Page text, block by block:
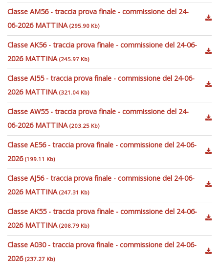
Classe AM56 - traccia prova finale - commissione del 24-
06-2026 MATTINA (295.90 Kb)
Classe AK56 - traccia prova finale - commissione del 24-06-
2026 MATTINA (245.97 Kb)
Classe AI55 - traccia prova finale - commissione del 24-06-
2026 MATTINA (321.04 Kb)
Classe AW55 - traccia prova finale - commissione del 24-
06-2026 MATTINA (203.25 Kb)
Classe AE56 - traccia prova finale - commissione del 24-06-
2026 (199.11 Kb)
Classe AJ56 - traccia prova finale - commissione del 24-06-
2026 MATTINA (247.31 Kb)
Classe AK55 - traccia prova finale - commissione del 24-06-
2026 MATTINA (208.79 Kb)
Classe A030 - traccia prova finale - commissione del 24-06-
2026 (237.27 Kb)